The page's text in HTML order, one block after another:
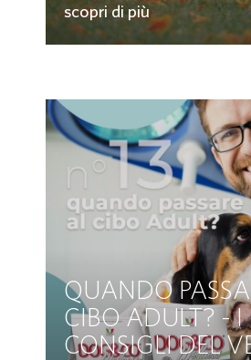
scopri di più
QUANDO
CIBO ADULT? - I
CONSIGLI DEL